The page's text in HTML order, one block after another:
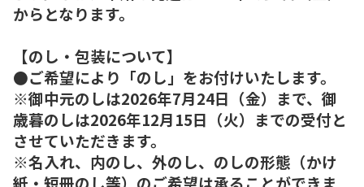
からとなります。
【のし・包装について】
●ご希望により「のし」をお付けいたします。
※御中元のしは2026年7月24日（金）まで、御
歳暮のしは2026年12月15日（火）までの受付と
させていただきます。
※名入れ、内のし、外のし、のしの形態（かけ
紙・短冊のし等）のご希望は承ることができま